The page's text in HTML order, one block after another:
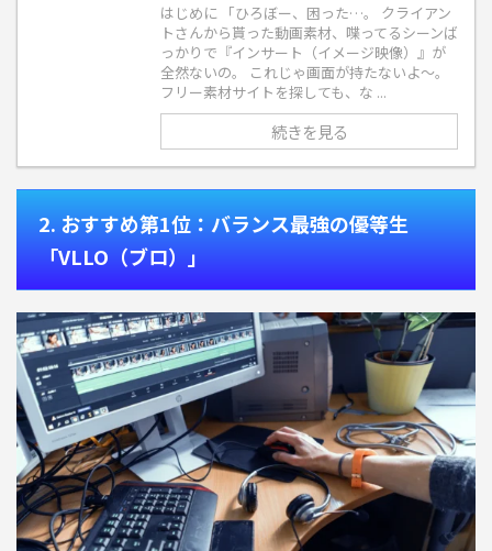
はじめに 「ひろぼー、困った…。 クライアン
トさんから貰った動画素材、喋ってるシーンば
っかりで『インサート（イメージ映像）』が
全然ないの。 これじゃ画面が持たないよ〜。
フリー素材サイトを探しても、な ...
続きを見る
2. おすすめ第1位：バランス最強の優等生
「VLLO（ブロ）」